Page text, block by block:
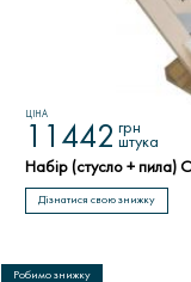
ЦІНА
11442 грн
штука
Набір (стусло + пила)
Дізнатися свою знижку
Робимо знижку